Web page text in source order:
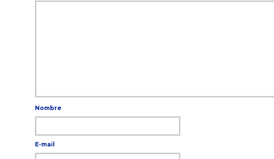
Nombre
E-mail